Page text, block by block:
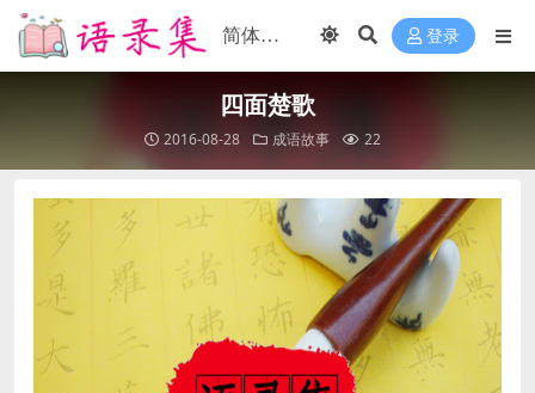
登录
四面楚歌
2016-08-28 成语故事 22